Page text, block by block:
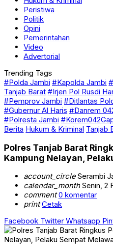
Peristiwa
Politik
Opini
Pemerintahan
Video
Advertorial
Trending Tags
#Polda Jambi #Kapolda Jambi
Tanjab Barat #Irjen Pol Rusdi
#Pemprov Jambi #Ditlantas
#Gubernur Al Haris #Danrem
#Polresta Jambi
Berita Hukum & Kriminal Tanjab
Polres Tanjab Barat
Kampung Nelayan,
account_circleSerambi
calendar_monthSenin, 2
comment 0 komentar
print Cetak
Facebook Twitter Whatsapp